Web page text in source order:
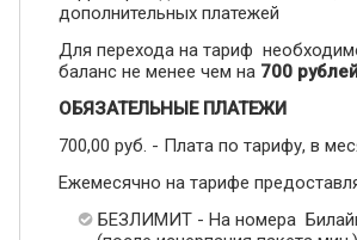
дополнительных платежей
Для перехода на тариф
баланс не менее чем на 700
ОБЯЗАТЕЛЬНЫЕ ПЛАТЕЖИ
700,00 руб. - Плата по тарифу, в
Ежемесячно на тарифе
БЕЗЛИМИТ - На номера